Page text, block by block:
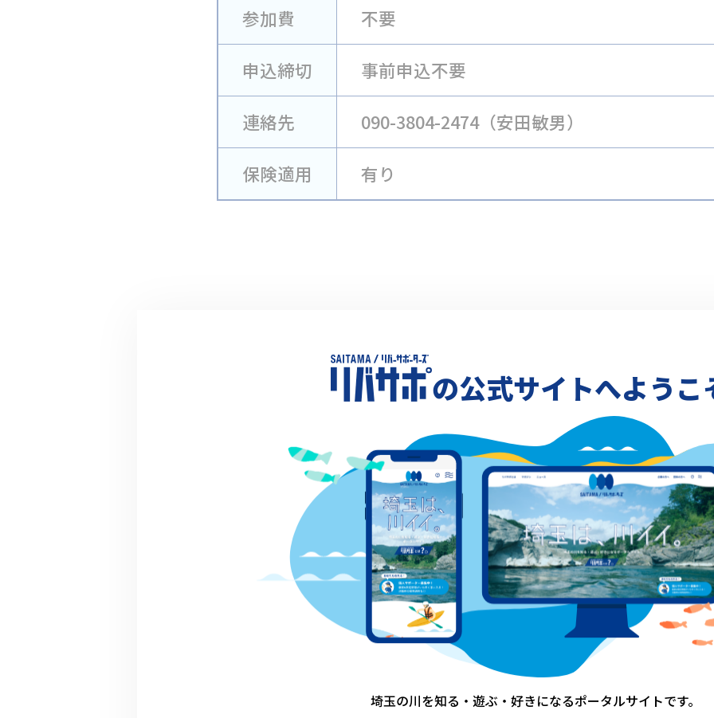
参加費 不要
申込締切 事前申込不要
連絡先 090-3804-2474（安田敏男）
保険適用 有り
Xでシェア
Facebookでシェア
マス釣り大会
の公式サイトへようこ
埼玉の川を知る・遊ぶ・好きになるポータルサイトです。